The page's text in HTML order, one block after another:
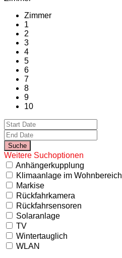
Zimmer
1
2
3
4
5
6
7
8
9
10
Weitere Suchoptionen
Anhängerkupplung
Klimaanlage im Wohnbereich
Markise
Rückfahrkamera
Rückfahrsensoren
Solaranlage
TV
Wintertauglich
WLAN